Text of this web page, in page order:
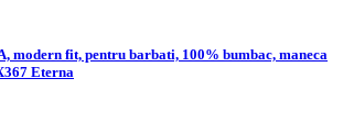
modern fit, pentru barbati, 100% bumbac, maneca
Eterna